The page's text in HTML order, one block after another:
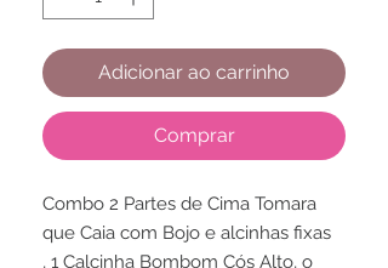
Adicionar ao carrinho
Comprar
Combo 2 Partes de Cima Tomara
que Caia com Bojo e alcinhas fixas
, 1 Calcinha Bombom Cós Alto, o